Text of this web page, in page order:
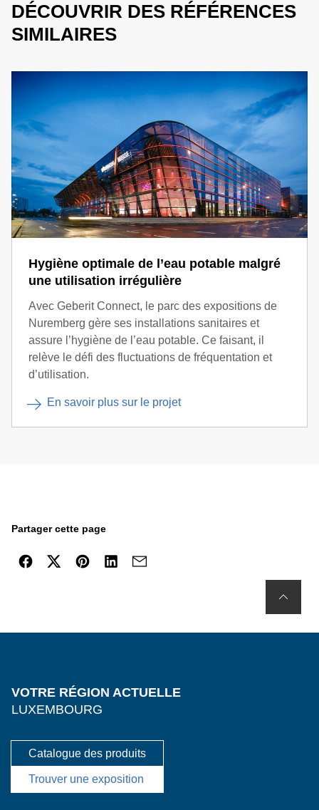
DÉCOUVRIR DES RÉFÉRENCES
SIMILAIRES
Hygiène optimale de l’eau potable malgré
une utilisation irrégulière
Avec Geberit Connect, le parc des expositions de
Nuremberg gère ses installations sanitaires et
assure l’hygiène de l’eau potable. Ce faisant, il
relève le défi des fluctuations de fréquentation et
d’utilisation.
En savoir plus sur le projet
Partager cette page
VOTRE RÉGION ACTUELLE
LUXEMBOURG
Catalogue des produits
Trouver une exposition